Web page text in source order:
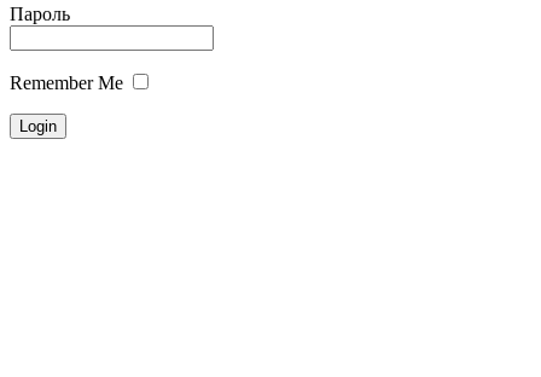
Пароль
Remember Me